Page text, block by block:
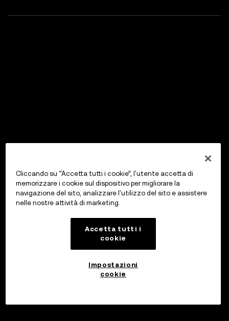
Cliccando su “Accetta tutti i cookie”, l'utente accetta di
memorizzare i cookie sul dispositivo per migliorare la
navigazione del sito, analizzare l'utilizzo del sito e assistere
nelle nostre attività di marketing.
Accetta tutti i
cookie
Impostazioni
cookie